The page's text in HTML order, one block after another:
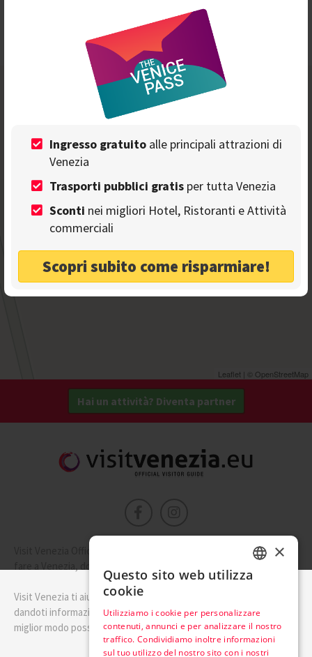
Ingresso gratuito alle principali attrazioni di
Venezia
Trasporti pubblici gratis per tutta Venezia
Sconti nei migliori Hotel, Ristoranti e Attività
commerciali
Scopri subito come risparmiare!
Leaflet | © OpenStreetMap
Hai un attività? Diventa partner
Visit Venezia Official è la guida della città di Venezia. Scopri cosa
Visit Venezia ti aiuterà a pianificare il tuo viaggio a Venezia
dandoti informazioni utili e consigli su come visitare Venezia nel
miglior modo possibile.
×
Questo sito web utilizza
cookie
Utilizziamo i cookie per personalizzare
contenuti, annunci e per analizzare il nostro
traffico. Condividiamo inoltre informazioni
sul tuo utilizzo del nostro sito con i nostri